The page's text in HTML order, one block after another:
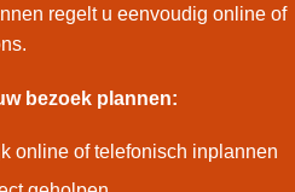
regelt u eenvoudig online of
bezoek plannen:
online of telefonisch inplannen